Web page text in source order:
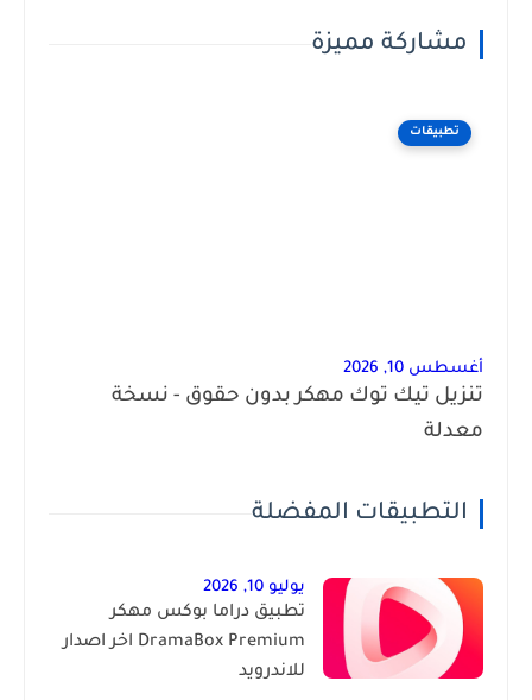
مشاركة مميزة
تطبيقات
أغسطس 10, 2026
تنزيل تيك توك مهكر بدون حقوق - نسخة
معدلة
التطبيقات المفضلة
يوليو 10, 2026
تطبيق دراما بوكس مهكر
DramaBox Premium اخر اصدار
للاندرويد